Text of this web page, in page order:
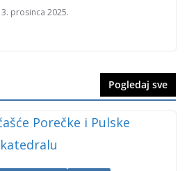
prosinca 2025.
Pogledaj sve